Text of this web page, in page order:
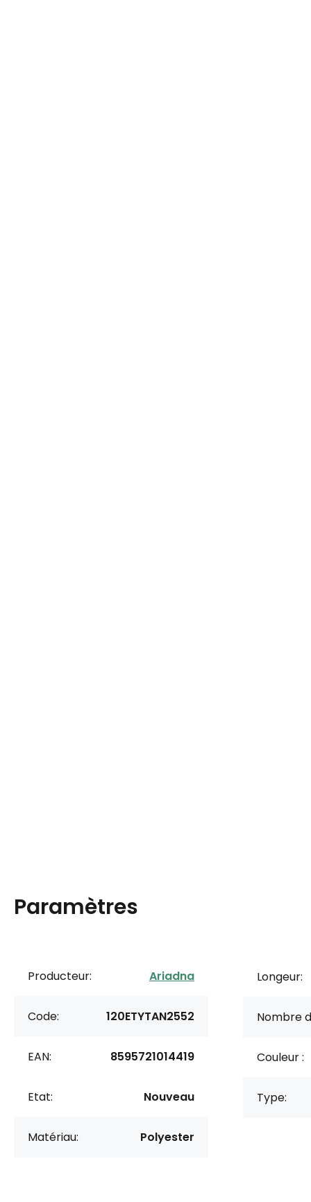
Paramètres
Producteur: Ariadna
Code: 120ETYTAN2552
EAN: 8595721014419
Etat: Nouveau
Matériau: Polyester
Longeur:
Nombre
Couleur :
Type: